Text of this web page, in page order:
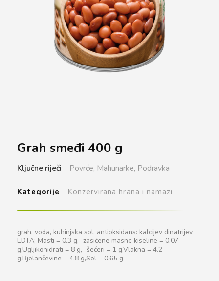
Grah smeđi 400 g
grah, voda, kuhinjska sol, antioksidans: kalcijev dinatrijev
EDTA; Masti = 0.3 g,- zasićene masne kiseline = 0.07
g,Ugljikohidrati = 8 g,- šećeri = 1 g,Vlakna = 4.2
g,Bjelančevine = 4.8 g,Sol = 0.65 g
Ključne riječi Povrće, Mahunarke, Podravka
Kategorije Konzervirana hrana i namazi